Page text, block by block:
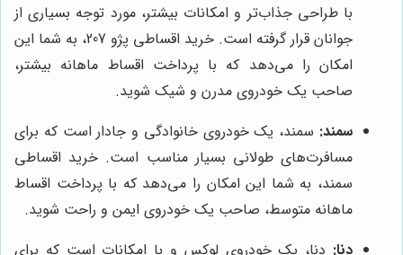
با طراحی جذاب‌تر و امکانات بیشتر، مورد توجه بسیاری از
جوانان قرار گرفته است. خرید اقساطی پژو 207، به شما این
امکان را می‌دهد که با پرداخت اقساط ماهانه بیشتر،
صاحب یک خودروی مدرن و شیک شوید.
سمند: سمند، یک خودروی خانوادگی و جادار است که برای
مسافرت‌های طولانی بسیار مناسب است. خرید اقساطی
سمند، به شما این امکان را می‌دهد که با پرداخت اقساط
ماهانه متوسط، صاحب یک خودروی ایمن و راحت شوید.
دنا: دنا، یک خودروی لوکس و با امکانات است که برای